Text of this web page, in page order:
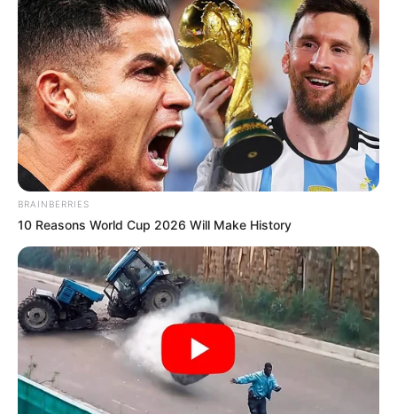
BRAINBERRIES
10 Reasons World Cup 2026 Will Make History